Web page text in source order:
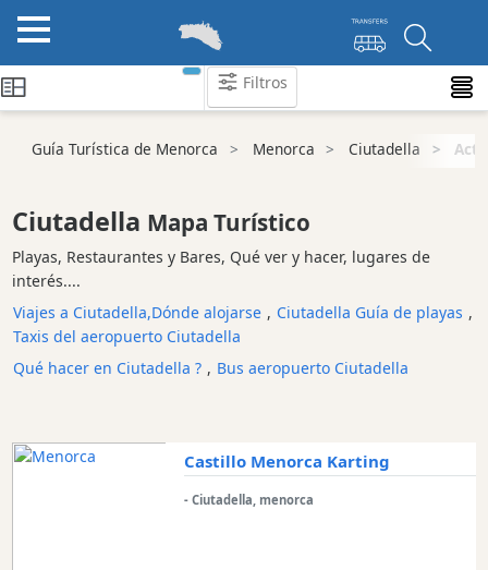
Filtros
Atraccion
Empresa
de
buceo
Deportes
acuáticos
Equitación
Excursione
Guía Turística de Menorca Menorca Ciutadella
Ciutadella Mapa Turístico
Playas, Restaurantes y Bares, Qué ver y hacer, lugares de
interés....
Viajes a Ciutadella,Dónde alojarse , Ciutadella Guía de playas ,
Taxis del aeropuerto Ciutadella
Qué hacer en Ciutadella ? , Bus aeropuerto Ciutadella
Castillo Menorca Karting
- Ciutadella, menorca